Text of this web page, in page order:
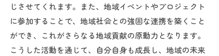
じさせてくれます。また、地域イベントやプロジェクト
に参加することで、地域社会との強固な連携を築くこと
ができ、これがさらなる地域貢献の原動力となります。
こうした活動を通じて、自分自身も成長し、地域の未来